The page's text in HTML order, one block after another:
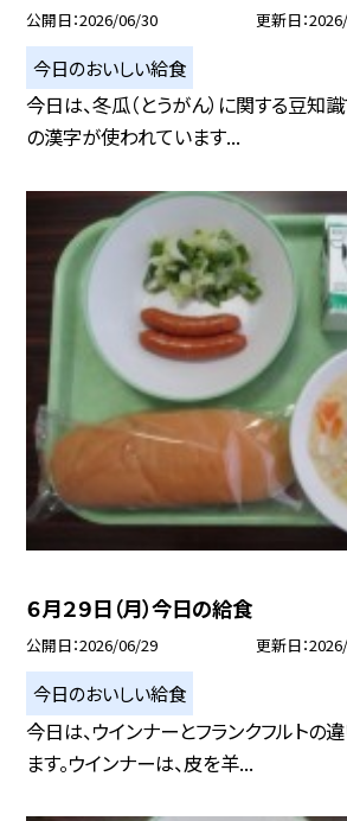
公開日 2026/06/30 更新日
今日のおいしい給食
今日は、冬瓜（とうがん）に関する豆知識
の漢字が使われています...
６月２９日（月）今日の給食
公開日 2026/06/29 更新日
今日のおいしい給食
今日は、ウインナーとフランクフルトの
ます。ウインナーは、皮を羊...